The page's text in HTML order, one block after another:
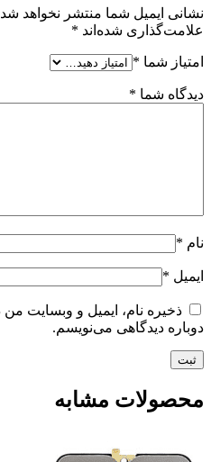
نشانی ایمیل شما منتشر نخواهد
علامت‌گذاری شده‌اند *
امتیاز شما *
دیدگاه شما *
نام *
ایمیل *
ذخیره نام، ایمیل و وبسایت
دوباره دیدگاهی می‌نویسم.
محصولات مشابه